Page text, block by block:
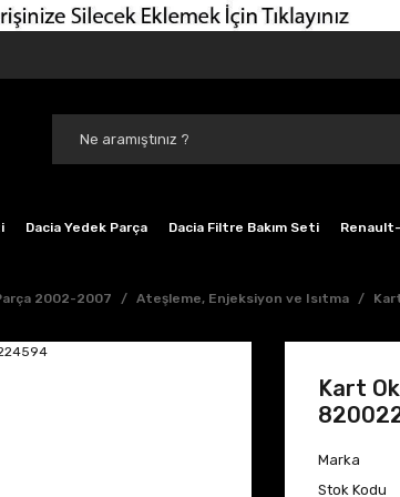
Dacia Yedek Parça Dacia Filtre Bakım Seti
2002-2007 Ateşleme, Enjeksiyon ve Isıtma
Kart
Marka
Stok Kodu